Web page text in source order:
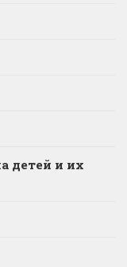
детей и их